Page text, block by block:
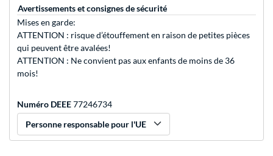
Avertissements et consignes de sécurité
Mises en garde:
ATTENTION : risque d’étouffement en raison de petites pièces
qui peuvent être avalées!
ATTENTION : Ne convient pas aux enfants de moins de 36
mois!
Numéro DEEE77246734
Personne responsable pour l'UE